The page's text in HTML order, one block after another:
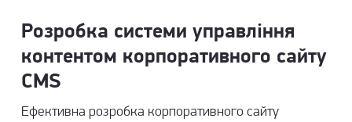
Розробка системи управління
контентом корпоративного сайту
CMS
Ефективна розробка корпоративного сайту